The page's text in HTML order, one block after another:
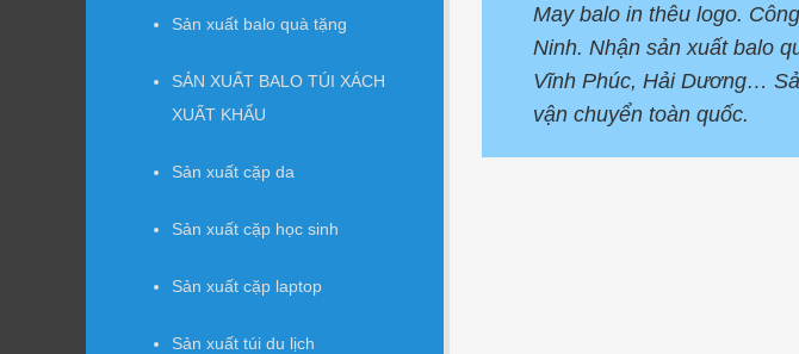
Sản xuất balo quà tặng
SẢN XUẤT BALO TÚI XÁCH
XUẤT KHẨU
Sản xuất cặp da
Sản xuất cặp học sinh
Sản xuất cặp laptop
Sản xuất túi du lịch
May balo in thêu logo.
Ninh. Nhận sản xuất balo
Vĩnh Phúc, Hải Dương…
vận chuyển toàn quốc.